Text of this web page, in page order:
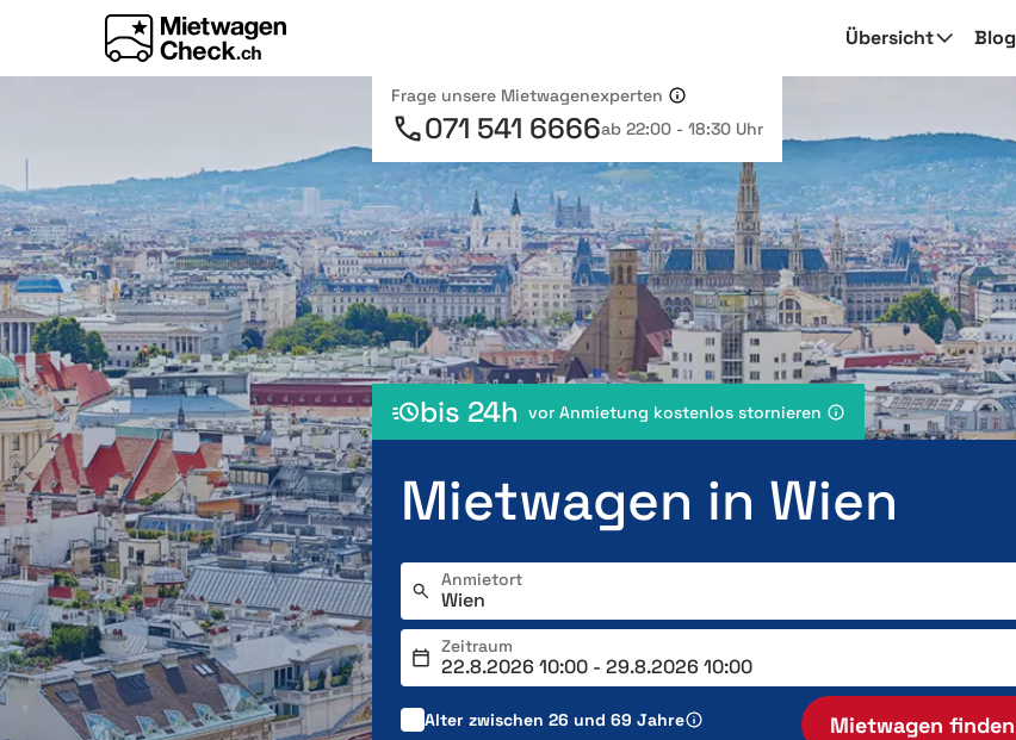
Übersicht Blog
Frage unsere Mietwagenexperten
071 541 6666ab 22:00 - 18:30 Uhr
bis 24h vor Anmietung kostenlos stornieren
Mietwagen in Wien
Anmietort
Zeitraum
Alter zwischen 26 und 69 Jahre Mietwagen finden